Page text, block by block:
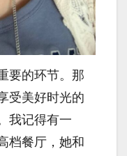
要的环节。那
受美好时光的
我记得有一
档餐厅，她和